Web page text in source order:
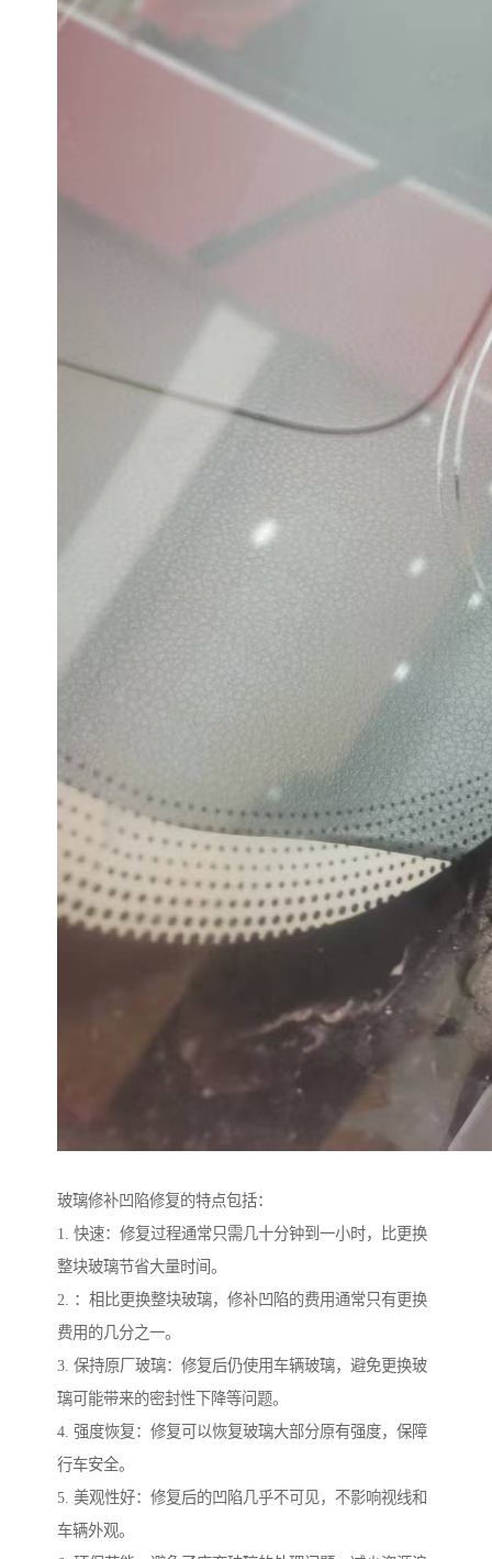
玻璃修补凹陷修复的特点包括：
1. 快速：修复过程通常只需几十分钟到一小时，比更换
整块玻璃节省大量时间。
2. ：相比更换整块玻璃，修补凹陷的费用通常只有更换
费用的几分之一。
3. 保持原厂玻璃：修复后仍使用车辆玻璃，避免更换玻
璃可能带来的密封性下降等问题。
4. 强度恢复：修复可以恢复玻璃大部分原有强度，保障
行车安全。
5. 美观性好：修复后的凹陷几乎不可见，不影响视线和
车辆外观。